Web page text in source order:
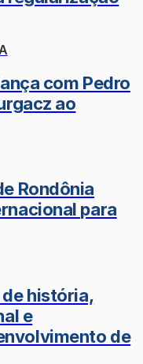
com Pedro
ao
Rondônia
para
de história,
e
de